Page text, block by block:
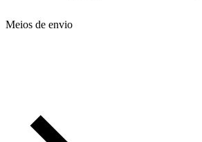
Meios de envio